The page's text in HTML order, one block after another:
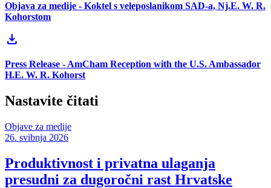
Objava za medije - Koktel s veleposlanikom SAD-a, Nj.E. W. R.
Kohorstom
download
Press Release - AmCham Reception with the U.S. Ambassador
H.E. W. R. Kohorst
Nastavite čitati
Objave za medije
26. svibnja 2026
Produktivnost i privatna ulaganja
presudni za dugoročni rast Hrvatske